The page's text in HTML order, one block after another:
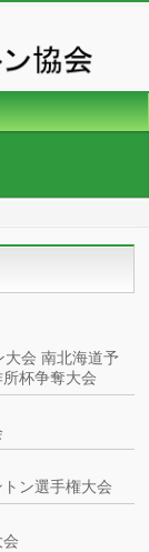
会 南北海道予
杯争奪大会
ン選手権大会